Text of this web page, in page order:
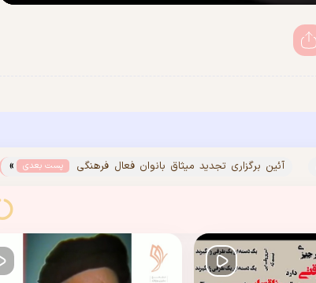
آئین برگزاری تجدید میثاق بانوان فعال فرهنگی
پست بعدی »